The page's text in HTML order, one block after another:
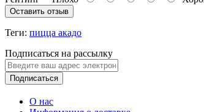
Оставить отзыв
Теги: пицца акадо
Подписаться на рассылку
Подписаться
О нас